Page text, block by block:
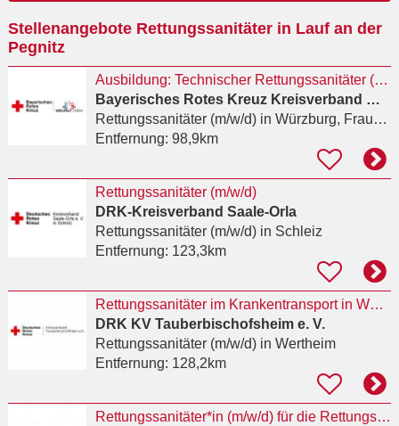
eingeben
Stellenangebote Rettungssanitäter in Lauf an der
Pegnitz
Ausbildung: Technischer Rettungssanitäter (m/w/d) April 2027
Bayerisches Rotes Kreuz Kreisverband Würzburg
Rettungssanitäter (m/w/d)in Würzburg, Frauenland
Entfernung: 98,9km
Rettungssanitäter (m/w/d)
DRK-Kreisverband Saale-Orla
Rettungssanitäter (m/w/d)in Schleiz
Entfernung: 123,3km
Rettungssanitäter im Krankentransport in Wertheim (m/w/d)
DRK KV Tauberbischofsheim e. V.
Rettungssanitäter (m/w/d)in Wertheim
Entfernung: 128,2km
Rettungssanitäter*in (m/w/d) für die Rettungswache Landau in Vollzeit